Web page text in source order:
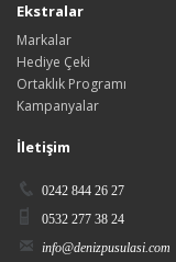
Ekstralar
Markalar
Hediye Çeki
Ortaklık Programı
Kampanyalar
İletişim
0242 844 26 27
0532 277 38 24
info@denizpusulasi.com